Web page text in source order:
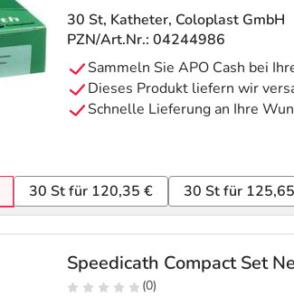
30 St, Katheter, Coloplast GmbH
PZN/Art.Nr.: 04244986
30 St für 120,35 € 30 St für
Speedicath Compact Set
(0)